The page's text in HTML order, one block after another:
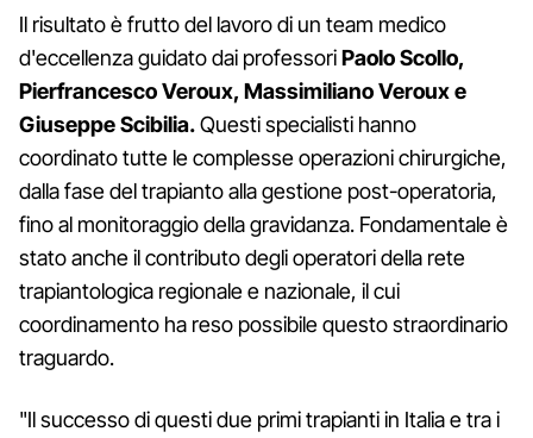
Il risultato è frutto del lavoro di un team medico
d'eccellenza guidato dai professoriPaolo Scollo,
Pierfrancesco Veroux, Massimiliano Veroux e
Giuseppe Scibilia.Questi specialisti hanno
coordinato tutte le complesse operazioni chirurgiche,
dalla fase del trapianto alla gestione post-operatoria,
fino al monitoraggio della gravidanza. Fondamentale è
stato anche il contributo degli operatori della rete
trapiantologica regionale e nazionale, il cui
coordinamento ha reso possibile questo straordinario
traguardo.
"Il successo di questi due primi trapianti in Italia e tra i